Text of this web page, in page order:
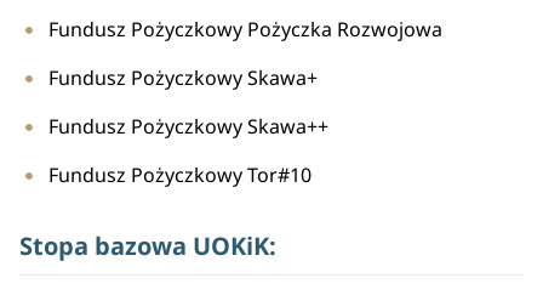
Fundusz Pożyczkowy Pożyczka Rozwojowa
Fundusz Pożyczkowy Skawa+
Fundusz Pożyczkowy Skawa++
Fundusz Pożyczkowy Tor#10
Stopa bazowa UOKiK: